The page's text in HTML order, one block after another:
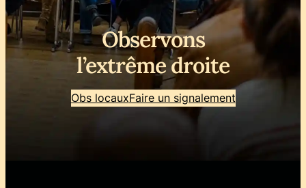
Observons
l’extrême droite
Obs locauxFaire un signalement